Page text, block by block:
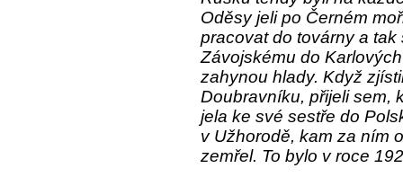
Oděsy jeli po Černém
pracovat do továrny a
Závojskému do
zahynou hlady. Když
Doubravníku, přijeli sem,
jela ke své sestře do
v Užhorodě, kam za ním
zemřel. To bylo v roce